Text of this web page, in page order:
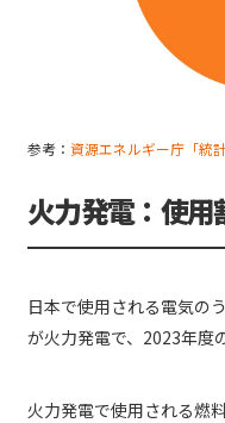
参考： 資源エネルギー庁「統
火力発電：使
日本で使用される電気の
が火力発電で、2023年度
火力発電で使用される燃